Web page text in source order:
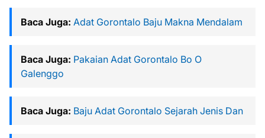
Baca Juga: Adat Gorontalo Baju Makna Mendalam
Baca Juga: Pakaian Adat Gorontalo Bo O
Galenggo
Baca Juga: Baju Adat Gorontalo Sejarah Jenis Dan